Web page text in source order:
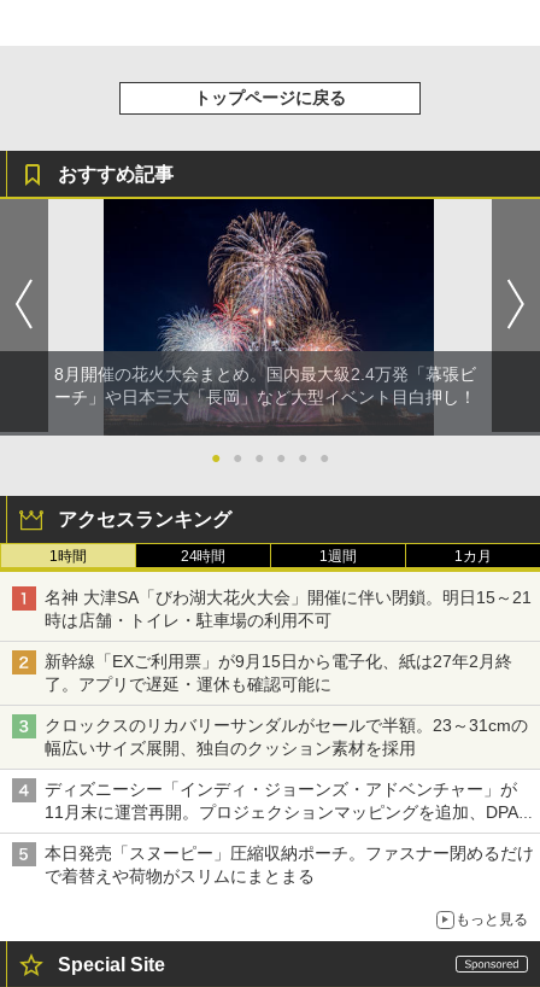
トップページに戻る
おすすめ記事
8月開催の花火大会まとめ。国内最大級2.4万発「幕張ビ
ーチ」や日本三大「長岡」など大型イベント目白押し！
● ● ● ● ● ●
アクセスランキング
1時間 24時間 1週間 1カ月
名神 大津SA「びわ湖大花火大会」開催に伴い閉鎖。明日15～21
時は店舗・トイレ・駐車場の利用不可
新幹線「EXご利用票」が9月15日から電子化、紙は27年2月終
了。アプリで遅延・運休も確認可能に
クロックスのリカバリーサンダルがセールで半額。23～31cmの
幅広いサイズ展開、独自のクッション素材を採用
ディズニーシー「インディ・ジョーンズ・アドベンチャー」が
11月末に運営再開。プロジェクションマッピングを追加、DPA
は1500円
本日発売「スヌーピー」圧縮収納ポーチ。ファスナー閉めるだけ
で着替えや荷物がスリムにまとまる
もっと見る
Special Site